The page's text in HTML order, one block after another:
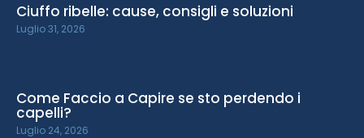
Ciuffo ribelle: cause, consigli e soluzioni
Luglio 31, 2026
Come Faccio a Capire se sto perdendo i
capelli?
Luglio 24, 2026